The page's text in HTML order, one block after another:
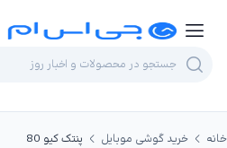
خانه خرید گوشی موبایل پنتک کیو 80